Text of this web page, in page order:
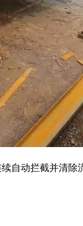
动拦截并清除